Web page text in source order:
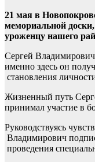
21 мая в
мемориальной
уроженцу нашего
Сергей
именно здесь он
становления
Жизненный путь
принимал участие в
Руководствуясь
Владимирович
проведения